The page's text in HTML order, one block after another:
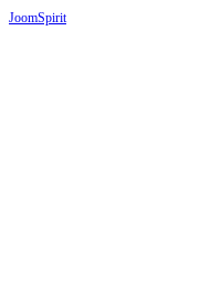
JoomSpirit